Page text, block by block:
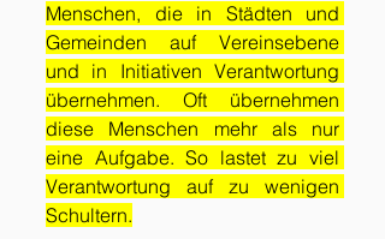
Menschen, die in Städten und
Gemeinden auf Vereinsebene
und in Initiativen Verantwortung
übernehmen. Oft übernehmen
diese Menschen mehr als nur
eine Aufgabe. So lastet zu viel
Verantwortung auf zu wenigen
Schultern.